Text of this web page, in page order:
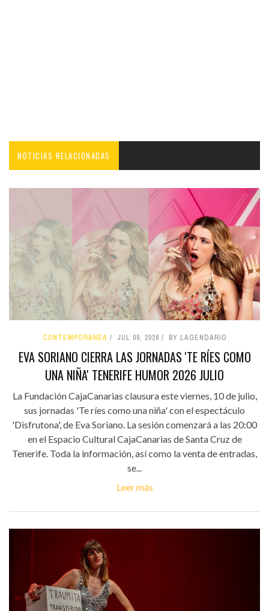
NOTICIAS RELACIONADAS
CONTEMPORÁNEA JUL 09, 2026 BY LAGENDARIO
EVA SORIANO CIERRA LAS JORNADAS 'TE RÍES COMO
UNA NIÑA' TENERIFE HUMOR 2026 JULIO
La Fundación CajaCanarias clausura este viernes, 10 de julio,
sus jornadas 'Te ríes como una niña' con el espectáculo
'Disfrutona', de Eva Soriano. La sesión comenzará a las 20:00
en el Espacio Cultural CajaCanarias de Santa Cruz de
Tenerife. Toda la información, así como la venta de entradas,
se...
Leer más